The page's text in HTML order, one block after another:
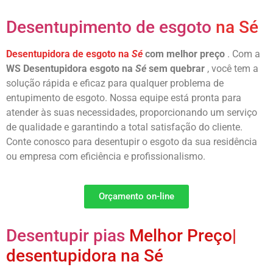
Desentupimento de esgoto na Sé
Desentupidora de esgoto na Sé com melhor preço . Com a
WS Desentupidora esgoto na Sé sem quebrar , você tem a
solução rápida e eficaz para qualquer problema de
entupimento de esgoto. Nossa equipe está pronta para
atender às suas necessidades, proporcionando um serviço
de qualidade e garantindo a total satisfação do cliente.
Conte conosco para desentupir o esgoto da sua residência
ou empresa com eficiência e profissionalismo.
Orçamento on-line
Desentupir pias Melhor Preço|
desentupidora na Sé